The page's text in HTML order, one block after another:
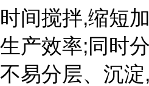
时间搅拌,缩短
生产效率;同时
不易分层、沉